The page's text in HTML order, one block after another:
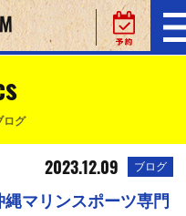
ログ
2023.12.09 ブログ
マリンスポーツ専門